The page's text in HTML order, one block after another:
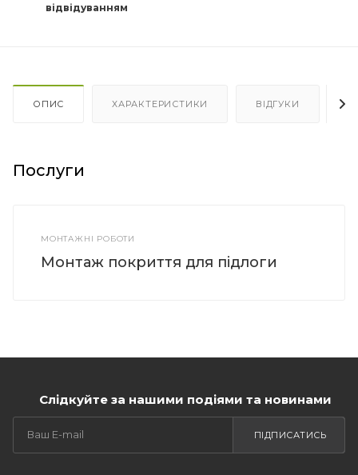
відвідуванням
ОПИС ХАРАКТЕРИСТИКИ ВІДГУКИ
Послуги
МОНТАЖНІ РОБОТИ
Монтаж покриття для підлоги
Слідкуйте за нашими подіями та новинами
ПІДПИСАТИСЬ